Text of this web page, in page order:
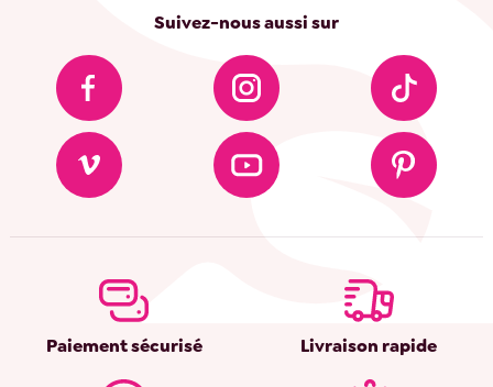
Suivez-nous aussi sur
Paiement sécurisé Livraison rapide